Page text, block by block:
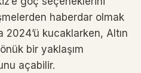
haberdar olmak
2024’ü kucaklarken, Altın
bir yaklaşım
açabilir.